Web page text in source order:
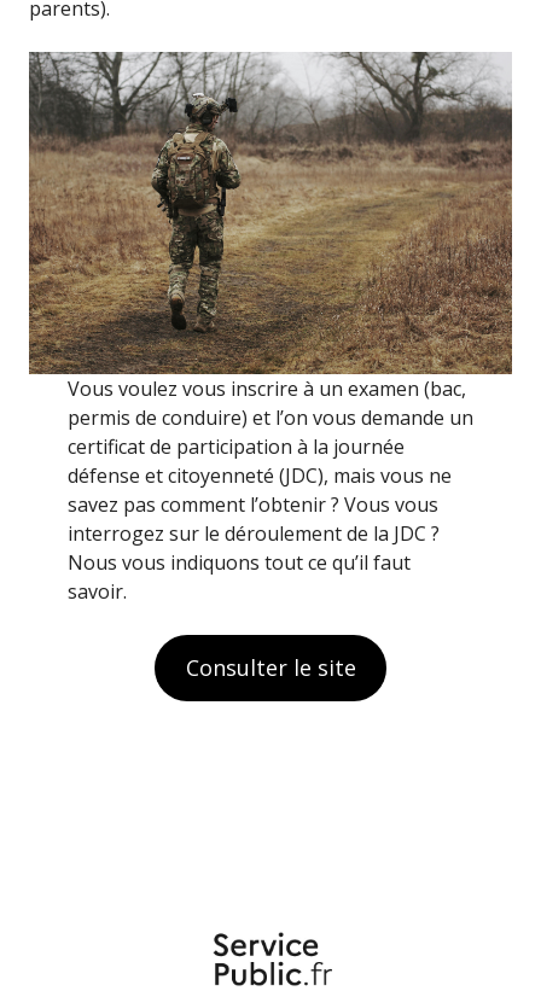
parents).
Vous voulez vous inscrire à un examen (bac,
permis de conduire) et l’on vous demande un
certificat de participation à la journée
défense et citoyenneté (JDC), mais vous ne
savez pas comment l’obtenir ? Vous vous
interrogez sur le déroulement de la JDC ?
Nous vous indiquons tout ce qu’il faut
savoir.
Consulter le site